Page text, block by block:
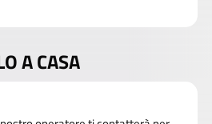
A CASA